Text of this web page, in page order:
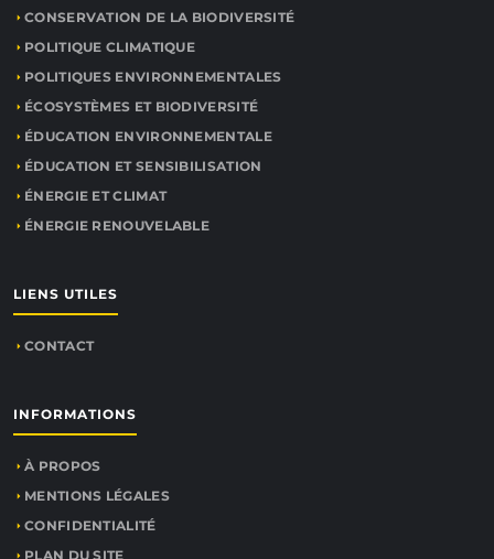
CONSERVATION DE LA BIODIVERSITÉ
POLITIQUE CLIMATIQUE
POLITIQUES ENVIRONNEMENTALES
ÉCOSYSTÈMES ET BIODIVERSITÉ
ÉDUCATION ENVIRONNEMENTALE
ÉDUCATION ET SENSIBILISATION
ÉNERGIE ET CLIMAT
ÉNERGIE RENOUVELABLE
LIENS UTILES
CONTACT
INFORMATIONS
À PROPOS
MENTIONS LÉGALES
CONFIDENTIALITÉ
PLAN DU SITE